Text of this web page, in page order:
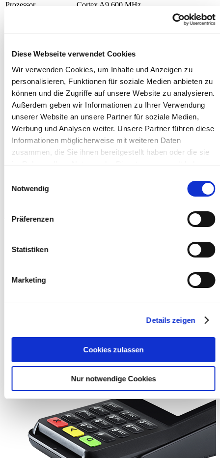
Diese Webseite verwendet Cookies
Wir verwenden Cookies, um Inhalte und Anzeigen zu
personalisieren, Funktionen für soziale Medien anbieten zu
können und die Zugriffe auf unsere Website zu analysieren.
Außerdem geben wir Informationen zu Ihrer Verwendung
unserer Website an unsere Partner für soziale Medien,
Werbung und Analysen weiter. Unsere Partner führen diese
Informationen möglicherweise mit weiteren Daten
zusammen, die Sie ihnen bereitgestellt haben oder die sie
im Rahmen Ihrer Nutzung der Dienste gesammelt haben.
Notwendig
Präferenzen
Statistiken
Marketing
Details zeigen
Cookies zulassen
Nur notwendige Cookies
Prozessor Cortex A9 600 MHz
3,5 Zoll HVGA LCD Farbdisplay
Overflächengehärteter kapazitier
Für elektronische Unterschriftenerfassung
vorbereitet
Kartenleser
Chipkarte, NFC, Magnetkarte
Drucker
BIO.CASH
Tastatur
15 Tasten
hinterleuchtet
mit taktiler Rückkopplung
Abmessungen (L x B
x H)
176 x 80 x 44 mm
Gewicht
310g
Weitere Bilder